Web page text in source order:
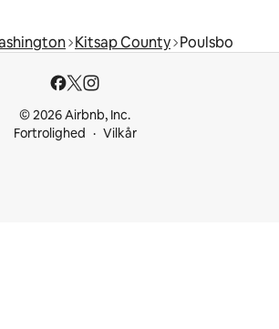
Kitsap County Poulsbo
© 2026 Airbnb, Inc.
Fortrolighed
Vilkår